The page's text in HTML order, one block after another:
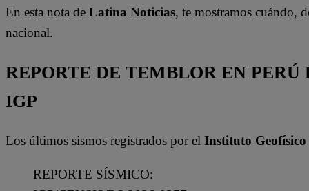
En esta nota de Latina Noticias, te mostramos cuándo,
nacional.
REPORTE DE TEMBLOR EN PERÚ
IGP
Los últimos sismos registrados por el Instituto
REPORTE SÍSMICO: